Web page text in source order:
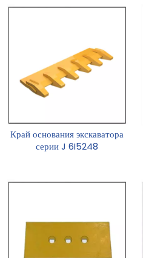
Край основания экскаватора
серии J 6I5248